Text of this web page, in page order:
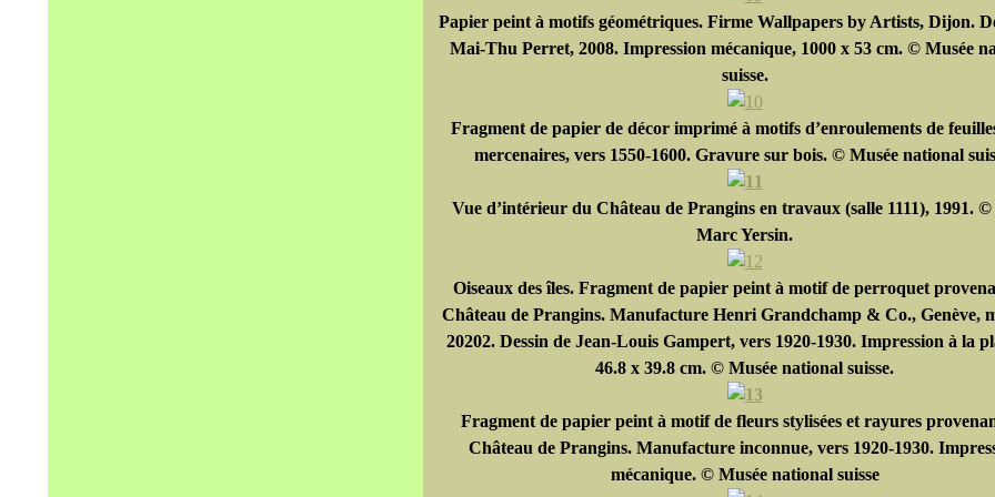
Papier peint à motifs géométriques. Firme Wallpapers by Artists, Dijon.
Mai-Thu Perret, 2008. Impression mécanique, 1000 x 53 cm. © Musée
suisse.
Fragment de papier de décor imprimé à motifs d’enroulements de
mercenaires, vers 1550-1600. Gravure sur bois. © Musée national
Vue d’intérieur du Château de Prangins en travaux (salle 1111), 1991. ©
Marc Yersin.
Oiseaux des îles. Fragment de papier peint à motif de perroquet
Château de Prangins. Manufacture Henri Grandchamp & Co., Genève,
20202. Dessin de Jean-Louis Gampert, vers 1920-1930. Impression à la
46.8 x 39.8 cm. © Musée national suisse.
Fragment de papier peint à motif de fleurs stylisées et rayures
Château de Prangins. Manufacture inconnue, vers 1920-1930.
mécanique. © Musée national suisse